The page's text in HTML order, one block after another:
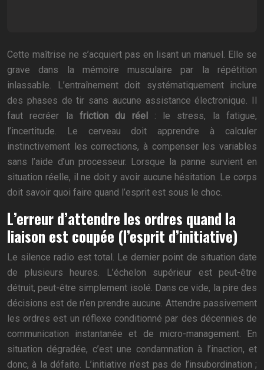
Cette maîtrise ne s’acquiert pas en lisant un manuel. Elle se
grave dans la mémoire musculaire par la répétition
inlassable. L’entraînement doit systématiquement inclure
des phases de tir sans aucune assistance électronique. Il
faut recréer la friction du réel: le stress, la fatigue,
l’incertitude. Le cerveau doit apprendre à calculer
instinctivement les corrections, à compenser les variables
sans l’aide d’un processeur. Lorsque la panne survient en
situation réelle, il ne doit y avoir aucune hésitation. Le corps
doit savoir quoi faire quand l’esprit est sous le choc.
L’erreur d’attendre les ordres quand la
liaison est coupée (l’esprit d’initiative)
Le silence radio est total. Le dernier point de situation date
de plusieurs heures. L’échelon supérieur est peut-être
détruit, peut-être simplement isolé. Dans ce vide, la pire des
décisions est de n’en prendre aucune. Attendre passivement
les ordres est un réflexe conditionné par des décennies de
communication instantanée et de micro-management. En
situation dégradée, c’est une condamnation à l’inaction, et
donc, à la défaite. L’initiative n’est pas de l’insubordination ;